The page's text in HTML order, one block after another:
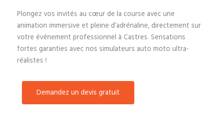
Plongez vos invités au cœur de la course avec une
animation immersive et pleine d’adrénaline, directement sur
votre événement professionnel à Castres. Sensations
fortes garanties avec nos simulateurs auto moto ultra-
réalistes !
Demandez un devis gratuit